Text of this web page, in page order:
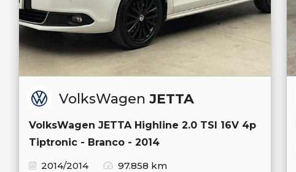
VolksWagen JETTA
VolksWagen JETTA Highline 2.0 TSI 16V 4p
Tiptronic - Branco - 2014
2014/2014
97.858 km